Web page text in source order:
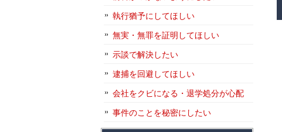
執行猶予にしてほしい
無実・無罪を証明してほしい
示談で解決したい
逮捕を回避してほしい
会社をクビになる・退学処分が心配
事件のことを秘密にしたい